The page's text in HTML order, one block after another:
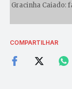
Gracinha Caiado:
COMPARTILHAR